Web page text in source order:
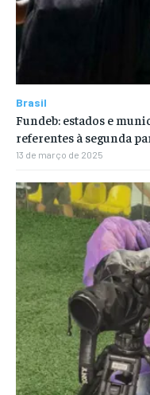
Brasil
Fundeb: estados e
referentes à segunda
13 de março de 2025